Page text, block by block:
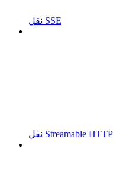
نقل SSE
نقل Streamable HTTP